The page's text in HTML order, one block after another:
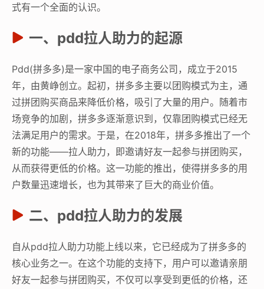
式有一个全面的认识。
一、pdd拉人助力的起源
Pdd(拼多多)是一家中国的电子商务公司，成立于2015
年，由黄峥创立。起初，拼多多主要以团购模式为主，通
过拼团购买商品来降低价格，吸引了大量的用户。随着市
场竞争的加剧，拼多多逐渐意识到，仅靠团购模式已经无
法满足用户的需求。于是，在2018年，拼多多推出了一个
新的功能——拉人助力，即邀请好友一起参与拼团购买，
从而获得更低的价格。这一功能的推出，使得拼多多的用
户数量迅速增长，也为其带来了巨大的商业价值。
二、pdd拉人助力的发展
自从pdd拉人助力功能上线以来，它已经成为了拼多多的
核心业务之一。在这个功能的支持下，用户可以邀请亲朋
好友一起参与拼团购买，不仅可以享受到更低的价格，还